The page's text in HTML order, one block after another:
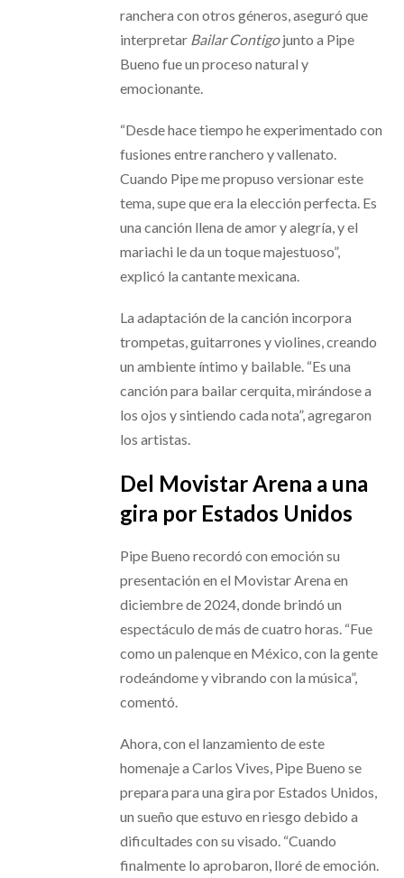
ranchera con otros géneros, aseguró que
interpretar Bailar Contigojunto a Pipe
Bueno fue un proceso natural y
emocionante.
“Desde hace tiempo he experimentado con
fusiones entre ranchero y vallenato.
Cuando Pipe me propuso versionar este
tema, supe que era la elección perfecta. Es
una canción llena de amor y alegría, y el
mariachi le da un toque majestuoso”,
explicó la cantante mexicana.
La adaptación de la canción incorpora
trompetas, guitarrones y violines, creando
un ambiente íntimo y bailable. “Es una
canción para bailar cerquita, mirándose a
los ojos y sintiendo cada nota”, agregaron
los artistas.
Del Movistar Arena a una
gira por Estados Unidos
Pipe Bueno recordó con emoción su
presentación en el Movistar Arena en
diciembre de 2024, donde brindó un
espectáculo de más de cuatro horas. “Fue
como un palenque en México, con la gente
rodeándome y vibrando con la música”,
comentó.
Ahora, con el lanzamiento de este
homenaje a Carlos Vives, Pipe Bueno se
prepara para una gira por Estados Unidos,
un sueño que estuvo en riesgo debido a
dificultades con su visado. “Cuando
finalmente lo aprobaron, lloré de emoción.